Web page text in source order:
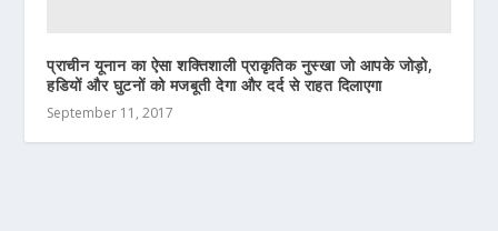
प्राचीन यूनान का ऐसा शक्तिशाली प्राकृतिक नुस्खा जो आपके जोड़ो,
हडियों और घुटनों को मजबूती देगा और दर्द से राहत दिलाएगा
September 11, 2017